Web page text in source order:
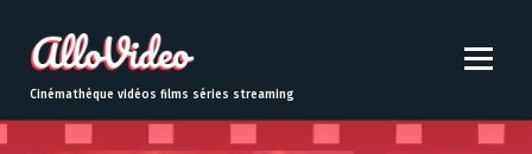
t
o
Cinémathèque vidéos films séries streaming